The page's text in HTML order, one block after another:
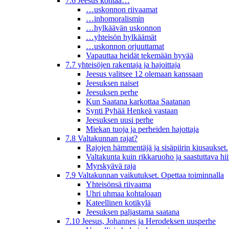
…uskonnon riivaamat
…inhomoralismin
…hylkäävän uskonnon
…yhteisön hylkäämät
…uskonnon orjuuttamat
Vapauttaa heidät tekemään hyvää
7.7 yhteisöjen rakentaja ja hajoittaja
Jeesus valitsee 12 olemaan kanssaan
Jeesuksen naiset
Jeesuksen perhe
Kun Saatana karkottaa Saatanan
Synti Pyhää Henkeä vastaan
Jeesuksen uusi perhe
Miekan tuoja ja perheiden hajottaja
7.8 Valtakunnan rajat?
Rajojen hämmentäjä ja sisäpiirin kiusaukset.
Valtakunta kuin rikkaruoho ja saastuttava
Myrskyävä raja
7.9 Valtakunnan vaikutukset. Opettaa toiminnalla
Yhteisönsä riivaama
Uhri uhmaa kohtaloaan
Kateellinen kotikylä
Jeesuksen paljastama saatana
7.10 Jeesus, Johannes ja Herodeksen uusperhe